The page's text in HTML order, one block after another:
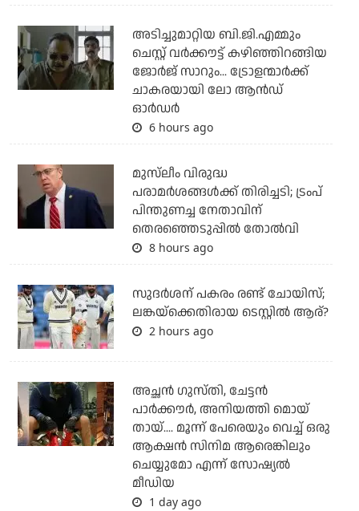
അടിച്ചുമാറ്റിയ ബി.ജി.എമ്മും
ചെസ്റ്റ് വര്‍ക്കൗട്ട് കഴിഞ്ഞിറങ്ങിയ
ജോര്‍ജ് സാറും... ട്രോളന്മാര്‍ക്ക്
ചാകരയായി ലോ ആന്‍ഡ്
ഓര്‍ഡര്‍
6 hours ago
മുസ്‌ലീം വിരുദ്ധ
പരാമര്‍ശങ്ങള്‍ക്ക് തിരിച്ചടി; ട്രംപ്
പിന്തുണച്ച നേതാവിന്
തെരഞ്ഞെടുപ്പില്‍ തോല്‍വി
8 hours ago
സുദര്‍ശന് പകരം രണ്ട് ചോയിസ്;
ലങ്കയ്‌ക്കെതിരായ ടെസ്റ്റില്‍ ആര്?
2 hours ago
അച്ഛന്‍ ഗുസ്തി, ചേട്ടന്‍
പാര്‍ക്കൗര്‍, അനിയത്തി മൊയ്
തായ്.... മൂന്ന് പേരെയും വെച്ച് ഒരു
ആക്ഷന്‍ സിനിമ ആരെങ്കിലും
ചെയ്യുമോ എന്ന് സോഷ്യല്‍
മീഡിയ
1 day ago